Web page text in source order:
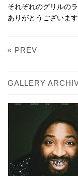
それぞれのグリルの
ありがとうございます
« PREV
GALLERY